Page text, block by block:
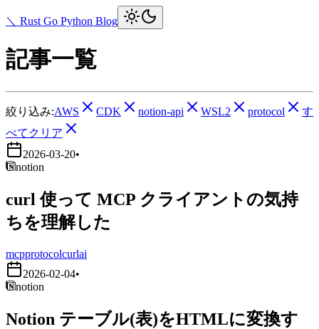
＼ Rust Go Python Blog
記事一覧
絞り込み:AWS CDK notion-api WSL2 protocol
す
べてクリア
2026-03-20•
notion
curl 使って MCP クライアントの気持
ちを理解した
mcpprotocolcurlai
2026-02-04•
notion
Notion テーブル(表)をHTMLに変換す